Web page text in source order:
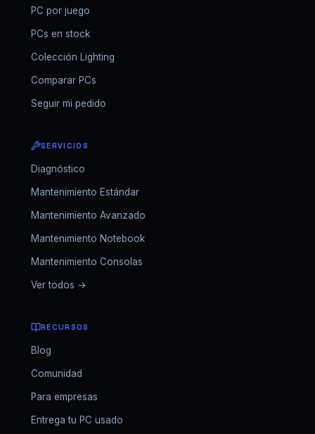
PC por juego
PCs en stock
Colección Lighting
Comparar PCs
Seguir mi pedido
SERVICIOS
Diagnóstico
Mantenimiento Estándar
Mantenimiento Avanzado
Mantenimiento Notebook
Mantenimiento Consolas
Ver todos →
RECURSOS
Blog
Comunidad
Para empresas
Entrega tu PC usado